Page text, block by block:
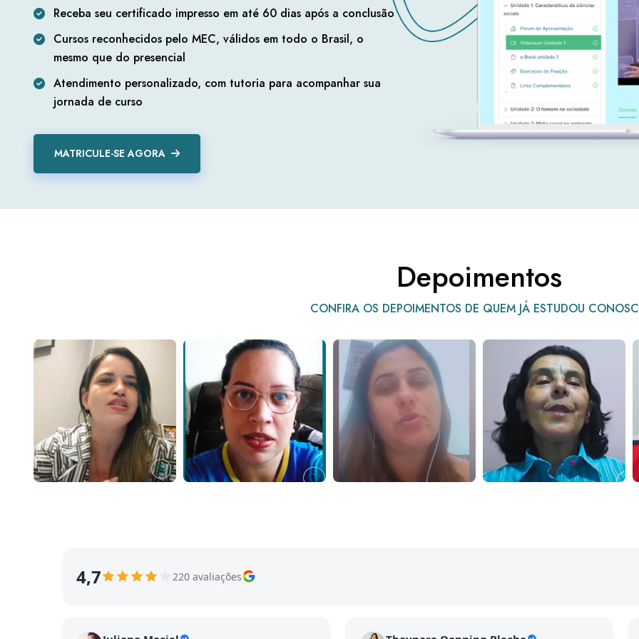
Receba seu certificado impresso em até 60 dias após a conclusão
Cursos reconhecidos pelo MEC, válidos em todo o Brasil, o
mesmo que do presencial
Atendimento personalizado, com tutoria para acompanhar sua
jornada de curso
MATRICULE-SE AGORA
Depoimentos
CONFIRA OS DEPOIMENTOS DE QUEM JÁ ESTUDOU
4,7 220 avaliações